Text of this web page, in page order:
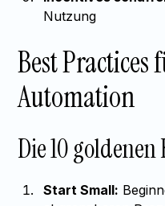
Nutzung
Best Practices
Automation
Die 10 goldenen
Start Small: